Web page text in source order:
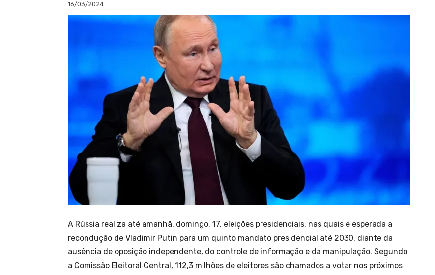
16/03/2024
A Rússia realiza até amanhã, domingo, 17, eleições presidenciais, nas quais é esperada a
recondução de Vladimir Putin para um quinto mandato presidencial até 2030, diante da
ausência de oposição independente, do controle de informação e da manipulação. Segundo
a Comissão Eleitoral Central, 112,3 milhões de eleitores são chamados a votar nos próximos